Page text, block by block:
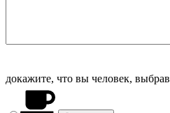
докажите, что вы человек, выбрав